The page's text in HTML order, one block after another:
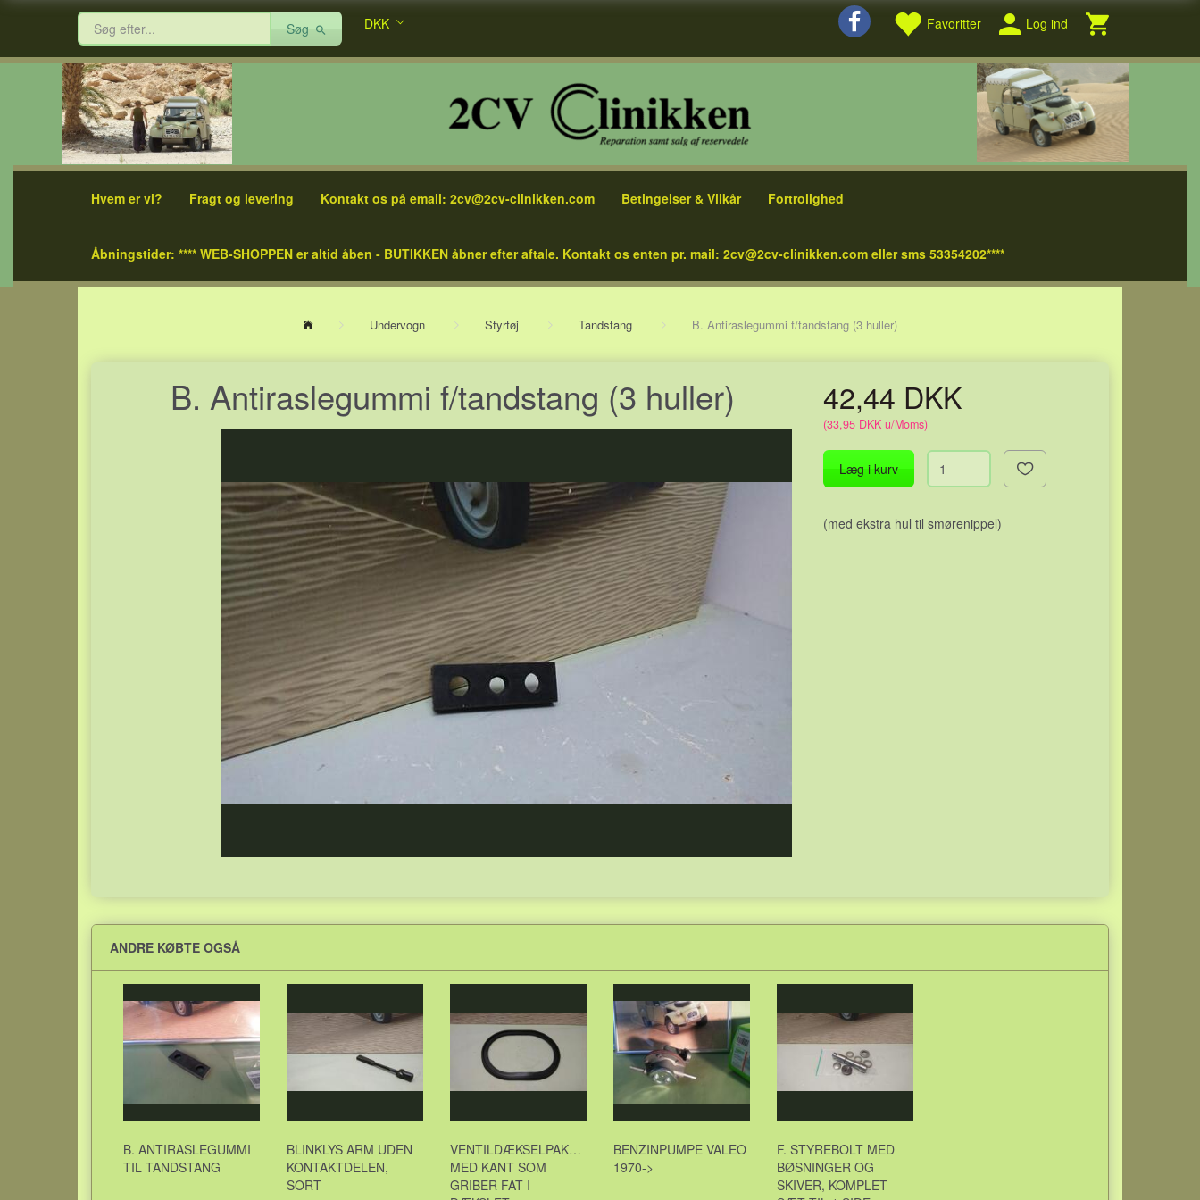
Favoritter Log ind
Søg DKK
Hvem er vi? Fragt og levering Kontakt os på email: 2cv@2cv-clinikken.com Betingelser & Vilkår Fortrolighed
Åbningstider: **** WEB-SHOPPEN er altid åben - BUTIKKEN åbner efter aftale. Kontakt os enten pr. mail: 2cv@2cv-clinikken.com eller sms 53354202****
Undervogn Styrtøj Tandstang B. Antiraslegummi f/tandstang (3 huller)
B. Antiraslegummi f/tandstang (3 huller) 42,44 DKK
(33,95 DKK u/Moms)
Læg i kurv
(med ekstra hul til smørenippel)
ANDRE KØBTE OGSÅ
B. ANTIRASLEGUMMI
TIL TANDSTANG
BLINKLYS ARM UDEN
KONTAKTDELEN,
SORT
VENTILDÆKSELPAKNING
MED KANT SOM
GRIBER FAT I
BENZINPUMPE VALEO
1970->
F. STYREBOLT MED
BØSNINGER OG
SKIVER, KOMPLET